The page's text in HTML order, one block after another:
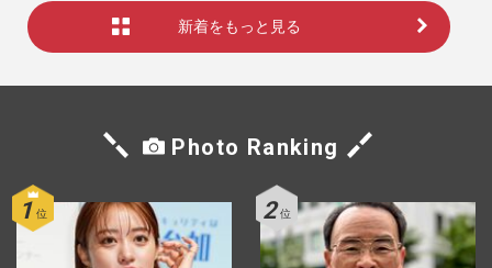
新着をもっと見る
Photo Ranking